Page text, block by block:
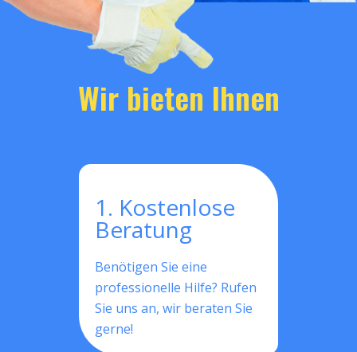
Wir bieten Ihnen
1. Kostenlose
Beratung
Benötigen Sie eine
professionelle Hilfe? Rufen
Sie uns an, wir beraten Sie
gerne!